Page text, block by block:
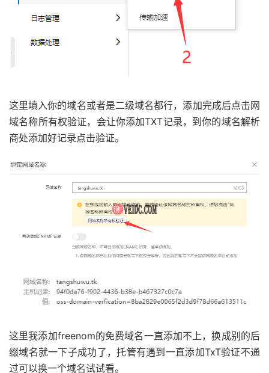
这里填入你的域名或者是二级域名都行，添加完成后点击网
域名称所有权验证，会让你添加TXT记录，到你的域名解析
商处添加好记录点击验证。
这里我添加freenom的免费域名一直添加不上，换成别的后
缀域名就一下子成功了，托管有遇到一直添加TxT验证不通
过可以换一个域名试试看。